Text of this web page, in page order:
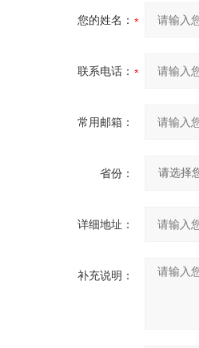
您的姓名：
联系电话：
常用邮箱：
省份：
详细地址：
补充说明：